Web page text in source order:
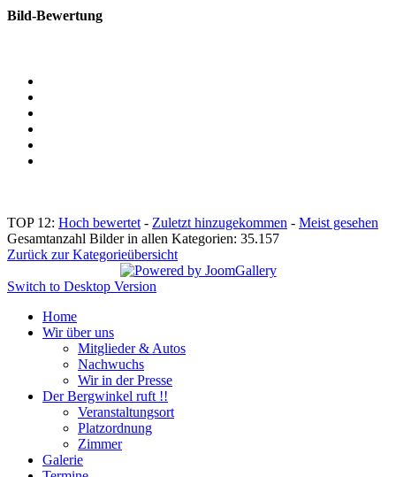
Bild-Bewertung
TOP 12: Hoch bewertet - Zuletzt hinzugekommen - Meist gesehen
Gesamtanzahl Bilder in allen Kategorien: 35.157
Zurück zur Kategorieübersicht
Switch to Desktop Version
Home
Wir über uns
Mitglieder & Autos
Nachwuchs
Wir in der Presse
Der Bergwinkel ruft !!
Veranstaltungsort
Platzordnung
Zimmer
Galerie